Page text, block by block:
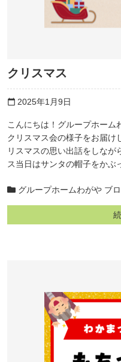
クリスマス
calendar_today 2025年1月9日
こんにちは！グループホーム
クリスマス会の様子をお届け
リスマスの思い出話をしな
ス当日はサンタの帽子をか
グループホームわがや ブ